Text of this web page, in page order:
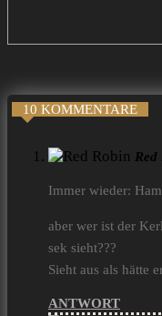
10 KOMMENTARE
Red
Immer wieder:
aber wer ist der
sek sieht???
Sieht aus als hätte
ANTWORT